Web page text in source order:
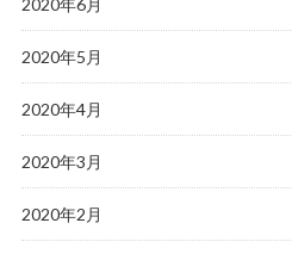
2020年5月
2020年4月
2020年3月
2020年2月